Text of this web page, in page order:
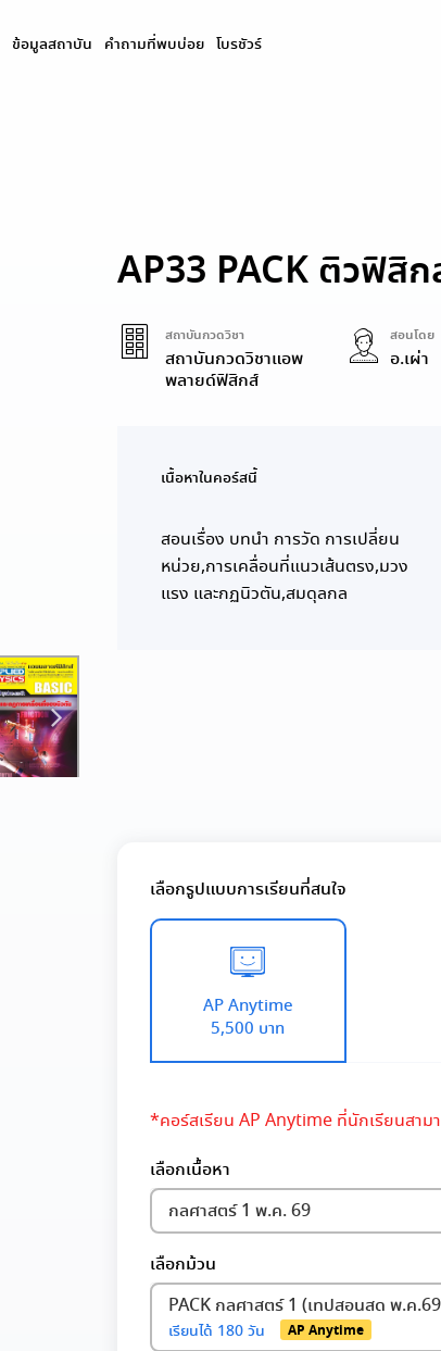
ข้อมูลสถาบัน คำถามที่พบบ่อย โบรชัวร์
AP33 PACK ติวฟิสิ
สถาบันกวดวิชา
สถาบันกวดวิชาแอพ
พลายด์ฟิสิกส์
สอนโดย
อ.เผ่า
เนื้อหาในคอร์สนี้
สอนเรื่อง บทนำ การวัด การเปลี่ยน
หน่วย,การเคลื่อนที่แนวเส้นตรง,มวง
แรง และกฏนิวตัน,สมดุลกล
เลือกรูปแบบการเรียนที่สนใจ
AP Anytime
5,500 บาท
*คอร์สเรียน AP Anytime ที่นักเรียนสาม
เลือกเนื้อหา
กลศาสตร์ 1 พ.ค. 69
เลือกม้วน
PACK กลศาสตร์ 1 (เทปสอนสด พ.ค
เรียนได้ 180 วัน AP Anytime